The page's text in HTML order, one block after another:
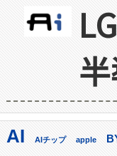
AI AIチップ apple